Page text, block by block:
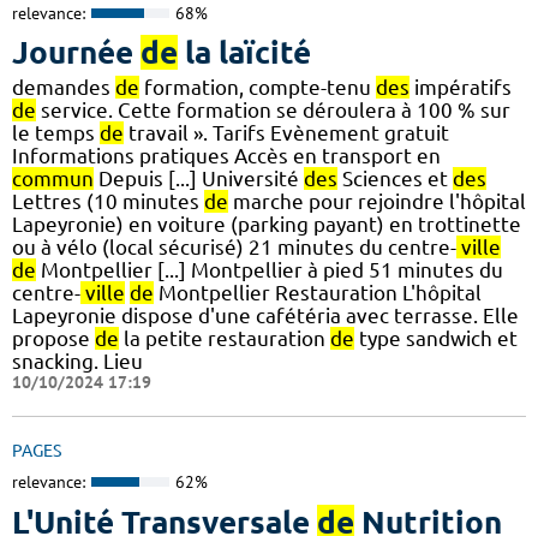
relevance: 68%
Journée de la laïcité
demandes de formation, compte-tenu des impératifs
de service. Cette formation se déroulera à 100 % sur
le temps de travail ». Tarifs Evènement gratuit
Informations pratiques Accès en transport en
commun Depuis [...] Université des Sciences et des
Lettres (10 minutes de marche pour rejoindre l'hôpital
Lapeyronie) en voiture (parking payant) en trottinette
ou à vélo (local sécurisé) 21 minutes du centre- ville
de Montpellier [...] Montpellier à pied 51 minutes du
centre- ville de Montpellier Restauration L'hôpital
Lapeyronie dispose d'une cafétéria avec terrasse. Elle
propose de la petite restauration de type sandwich et
snacking. Lieu
10/10/2024 17:19
PAGES
relevance: 62%
L'Unité Transversale de Nutrition